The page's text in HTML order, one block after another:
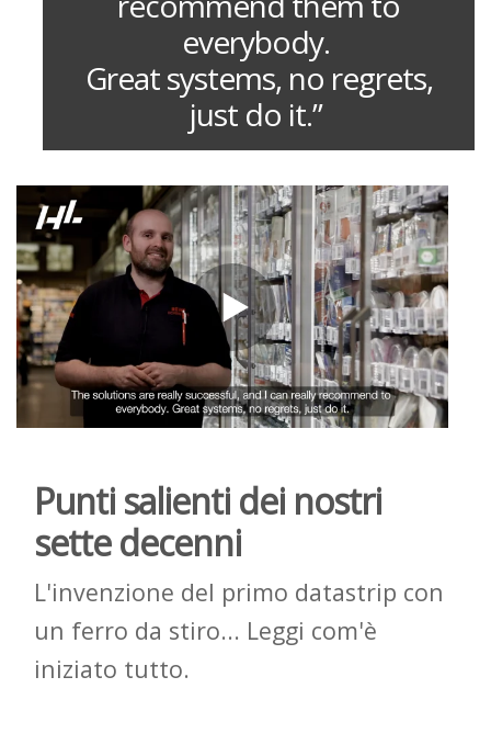
everybody.
Great systems, no regrets,
just do it.”
Punti salienti dei nostri
sette decenni
L'invenzione del primo datastrip con
un ferro da stiro... Leggi com'è
iniziato tutto.